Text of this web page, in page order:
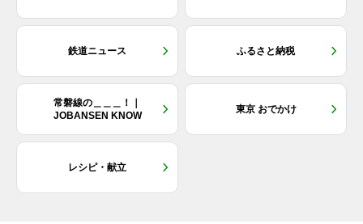
鉄道ニュース ふるさと納税
常磐線の＿＿＿！｜
JOBANSEN KNOW
東京 おでかけ
レシピ・献立